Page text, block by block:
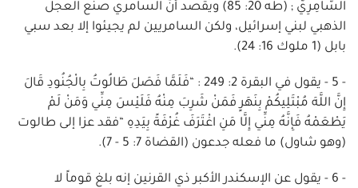
السَّامِرِيُّ ; (طه 20: 85) ويقصد أنّ السامري صنع العجل
الذهبي لبني إسرائيل، ولكن السامريين لم يجيئوا إلا بعد سبي
بابل (1 ملوك 16: 24).
- 5 - يقول في البقرة 2: 249 : “فَلَمَّا فَصَلَ طَالُوتُ بِالْجُنُودِ قَالَ
إِنَّ اللَّهَ مُبْتَلِيكُمْ بِنَهَرٍ فَمَنْ شَرِبَ مِنْهُ فَلَيْسَ مِنِّي وَمَنْ لَمْ
يَطْعَمْهُ فَإِنَّهُ مِنِّي إِلَّا مَنِ اغْتَرَفَ غُرْفَةً بِيَدِهِ “فقد عزا إلى طالوت
(وهو شاول) ما فعله جدعون (القضاة 7: 5 - 7).
- 6 - يقول عن الإسكندر الأكبر ذي القرنين إنه بلغ قوماً لا